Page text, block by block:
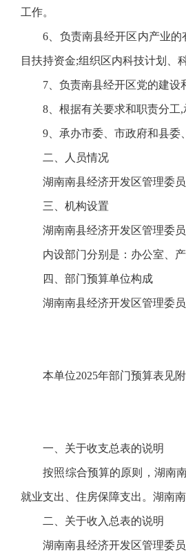
工作。
6、负责南县经开区内产业的有
目扶持资金;组织区内科技计划、
7、负责南县经开区党的建设和
8、根据有关要求和职责分工,
9、承办市委、市政府和县委
二、人员情况
湖南南县经济开发区管理委员
三、机构设置
湖南南县经济开发区管理委员
内设部门分别是：办公室、产
四、部门预算单位构成
湖南南县经济开发区管理委员
本单位2025年部门预算表见
一、关于收支总表的说明
按照综合预算的原则，湖南南
就业支出、住房保障支出。湖南
二、关于收入总表的说明
湖南南县经济开发区管理委员会